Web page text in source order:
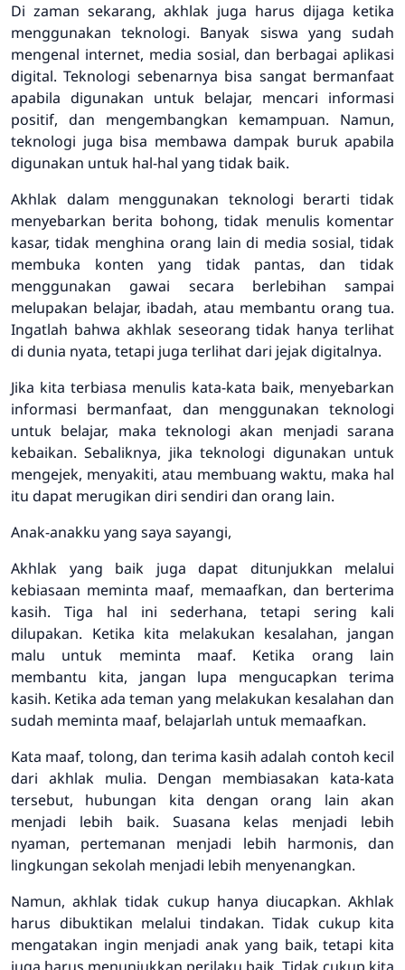
Di zaman sekarang, akhlak juga harus dijaga ketika
menggunakan teknologi. Banyak siswa yang sudah
mengenal internet, media sosial, dan berbagai aplikasi
digital. Teknologi sebenarnya bisa sangat bermanfaat
apabila digunakan untuk belajar, mencari informasi
positif, dan mengembangkan kemampuan. Namun,
teknologi juga bisa membawa dampak buruk apabila
digunakan untuk hal-hal yang tidak baik.
Akhlak dalam menggunakan teknologi berarti tidak
menyebarkan berita bohong, tidak menulis komentar
kasar, tidak menghina orang lain di media sosial, tidak
membuka konten yang tidak pantas, dan tidak
menggunakan gawai secara berlebihan sampai
melupakan belajar, ibadah, atau membantu orang tua.
Ingatlah bahwa akhlak seseorang tidak hanya terlihat
di dunia nyata, tetapi juga terlihat dari jejak digitalnya.
Jika kita terbiasa menulis kata-kata baik, menyebarkan
informasi bermanfaat, dan menggunakan teknologi
untuk belajar, maka teknologi akan menjadi sarana
kebaikan. Sebaliknya, jika teknologi digunakan untuk
mengejek, menyakiti, atau membuang waktu, maka hal
itu dapat merugikan diri sendiri dan orang lain.
Anak-anakku yang saya sayangi,
Akhlak yang baik juga dapat ditunjukkan melalui
kebiasaan meminta maaf, memaafkan, dan berterima
kasih. Tiga hal ini sederhana, tetapi sering kali
dilupakan. Ketika kita melakukan kesalahan, jangan
malu untuk meminta maaf. Ketika orang lain
membantu kita, jangan lupa mengucapkan terima
kasih. Ketika ada teman yang melakukan kesalahan dan
sudah meminta maaf, belajarlah untuk memaafkan.
Kata maaf, tolong, dan terima kasih adalah contoh kecil
dari akhlak mulia. Dengan membiasakan kata-kata
tersebut, hubungan kita dengan orang lain akan
menjadi lebih baik. Suasana kelas menjadi lebih
nyaman, pertemanan menjadi lebih harmonis, dan
lingkungan sekolah menjadi lebih menyenangkan.
Namun, akhlak tidak cukup hanya diucapkan. Akhlak
harus dibuktikan melalui tindakan. Tidak cukup kita
mengatakan ingin menjadi anak yang baik, tetapi kita